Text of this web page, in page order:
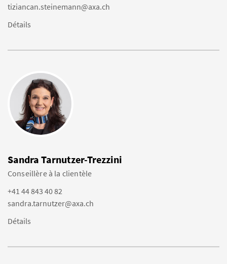
tiziancan.steinemann@axa.ch
Détails
Sandra Tarnutzer-Trezzini
Conseillère à la clientèle
+41 44 843 40 82
sandra.tarnutzer@axa.ch
Détails